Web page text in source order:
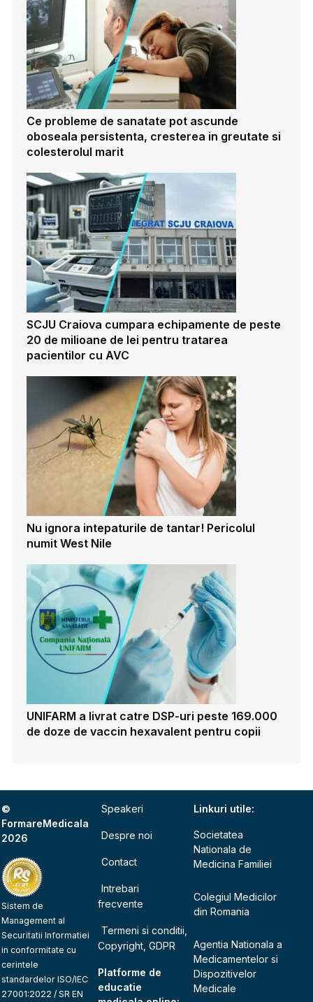
Ce probleme de sanatate pot ascunde
oboseala persistenta, cresterea in greutate si
colesterolul marit
SCJU Craiova cumpara echipamente de peste
20 de milioane de lei pentru tratarea
pacientilor cu AVC
Nu ignora intepaturile de tantar! Pericolul
numit West Nile
UNIFARM a livrat catre DSP-uri peste 169.000
de doze de vaccin hexavalent pentru copii
©
FormareMedicala
2026
Sistem de
Management al
Securitatii Informatiei
in conformitate cu
cerintele
standardelor ISO/IEC
27001:2022 / SR EN
Speakeri
Despre noi
Contact
Intrebari
frecvente
Termeni si conditii,
Copyright, GDPR
Platforme de
educatie
Linkuri utile:
Societatea
Nationala de
Medicina Familiei
Colegiul Medicilor
din Romania
Agentia Nationala a
Medicamentelor si
Dispozitivelor
Medicale